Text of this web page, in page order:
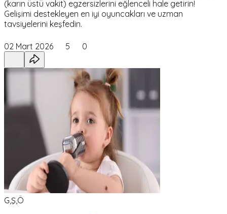
(karın üstü vakit) egzersizlerini eğlenceli hale getirin!
Gelişimi destekleyen en iyi oyuncakları ve uzman
tavsiyelerini keşfedin.
02 Mart 2026 5 0
G,Ş,Ö